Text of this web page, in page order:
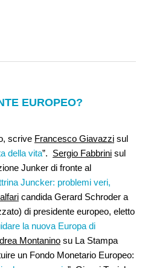
EUROPEO?
scrive Francesco Giavazzi sul
della vita”. Sergio Fabbrini sul
Junker di fronte al
Juncker: problemi veri,
candida Gerard Schroder a
di presidente europeo, eletto
la nuova Europa di
Montanino su La Stampa
un Fondo Monetario Europeo: